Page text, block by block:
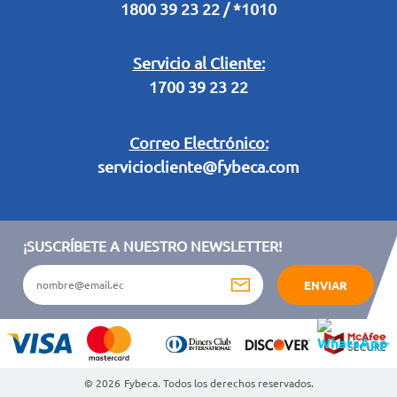
1800 39 23 22 / *1010
Servicio al Cliente:
1700 39 23 22
Correo Electrónico:
serviciocliente@fybeca.com
Términos y condiciones sorteo partido de fútbol "Tu ídolo"
¡SUSCRÍBETE A NUESTRO NEWSLETTER!
ENVIAR
© 2026 Fybeca. Todos los derechos reservados.